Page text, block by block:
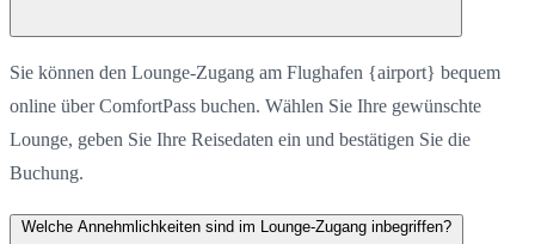
Sie können den Lounge-Zugang am Flughafen {airport} bequem
online über ComfortPass buchen. Wählen Sie Ihre gewünschte
Lounge, geben Sie Ihre Reisedaten ein und bestätigen Sie die
Buchung.
Welche Annehmlichkeiten sind im Lounge-Zugang inbegriffen?